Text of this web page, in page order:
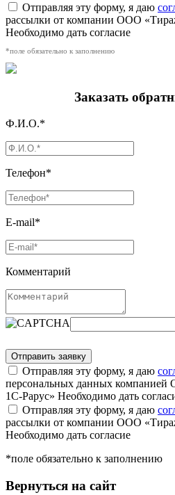
Отправляя эту форму, я даю
рассылки от компании ООО
Необходимо дать согласие
*поле обязательно к заполнению
Заказать
Ф.И.О.*
Телефон*
E-mail*
Комментарий
Отправляя эту форму, я даю
персональных данных
1С-Рарус» Необходимо дать
Отправляя эту форму, я даю
рассылки от компании ООО
Необходимо дать согласие
*поле обязательно к заполнению
Вернуться на сайт